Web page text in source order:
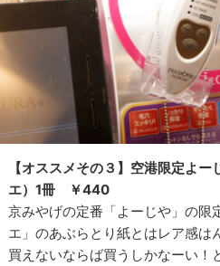
【オススメその３】空港限定よ
エ）1冊 ￥440
京みやげの定番「よーじや」の限
エ」のあぶらとり紙とはレア感は
買えないならば買うしかなーい！